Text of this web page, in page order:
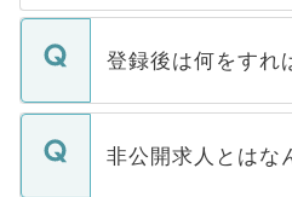
登録後は何をすれ
ご登録いただきまし
登録内容を確認し、
非公開求人とはな